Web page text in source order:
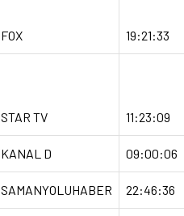
FOX 19:21:33
STAR TV 11:23:09
KANAL D 09:00:06
SAMANYOLUHABER 22:46:36